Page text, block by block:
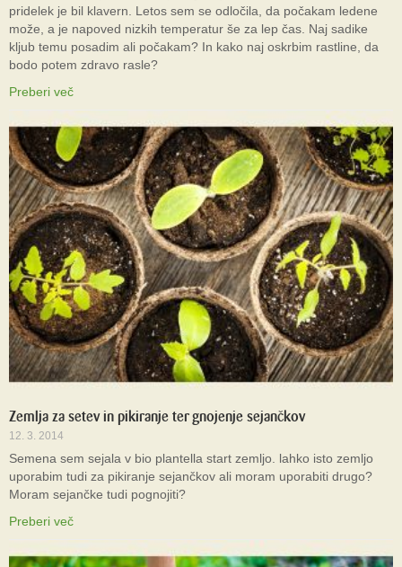
pridelek je bil klavern. Letos sem se odločila, da počakam ledene
može, a je napoved nizkih temperatur še za lep čas. Naj sadike
kljub temu posadim ali počakam? In kako naj oskrbim rastline, da
bodo potem zdravo rasle?
Preberi več
Zemlja za setev in pikiranje ter gnojenje sejančkov
12. 3. 2014
Semena sem sejala v bio plantella start zemljo. lahko isto zemljo
uporabim tudi za pikiranje sejančkov ali moram uporabiti drugo?
Moram sejančke tudi pognojiti?
Preberi več